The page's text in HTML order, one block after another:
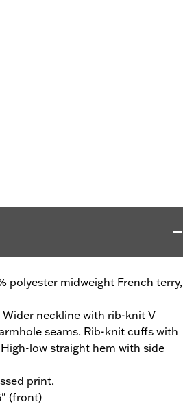
polyester midweight French terry,
neckline with rib-knit V
seams. Rib-knit cuffs with
low straight hem with side
print.
(front)